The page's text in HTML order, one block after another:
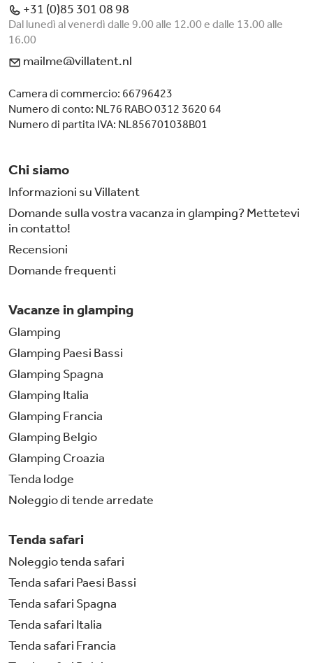
+31 (0)85 301 08 98
Dal lunedì al venerdì dalle 9.00 alle 12.00 e dalle 13.00 alle
16.00
mailme@villatent.nl
Camera di commercio: 66796423
Numero di conto: NL76 RABO 0312 3620 64
Numero di partita IVA: NL856701038B01
Chi siamo
Informazioni su Villatent
Domande sulla vostra vacanza in glamping? Mettetevi
in contatto!
Recensioni
Domande frequenti
Vacanze in glamping
Glamping
Glamping Paesi Bassi
Glamping Spagna
Glamping Italia
Glamping Francia
Glamping Belgio
Glamping Croazia
Tenda lodge
Noleggio di tende arredate
Tenda safari
Noleggio tenda safari
Tenda safari Paesi Bassi
Tenda safari Spagna
Tenda safari Italia
Tenda safari Francia